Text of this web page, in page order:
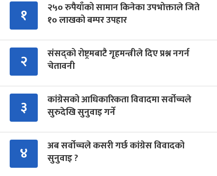
१
२५० रुपैयाँको सामान किनेका उपभोक्ताले जिते
१० लाखको बम्पर उपहार
२
संसद्को रोष्ट्रमबाटै गृहमन्त्रीले दिए प्रश्न नगर्न
चेतावनी
३
कांग्रेसको आधिकारिकता विवादमा सर्वोच्चले
सुरुदेखि सुनुवाइ गर्ने
४
अब सर्वोच्चले कसरी गर्छ कांग्रेस विवादको
सुनुवाइ ?